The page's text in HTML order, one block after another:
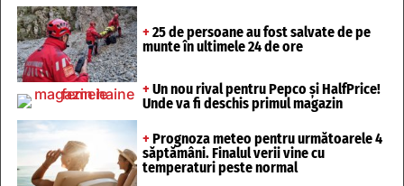
+ 25 de persoane au fost salvate de pe
munte în ultimele 24 de ore
+ Un nou rival pentru Pepco și HalfPrice!
Unde va fi deschis primul magazin
+ Prognoza meteo pentru următoarele 4
săptămâni. Finalul verii vine cu
temperaturi peste normal